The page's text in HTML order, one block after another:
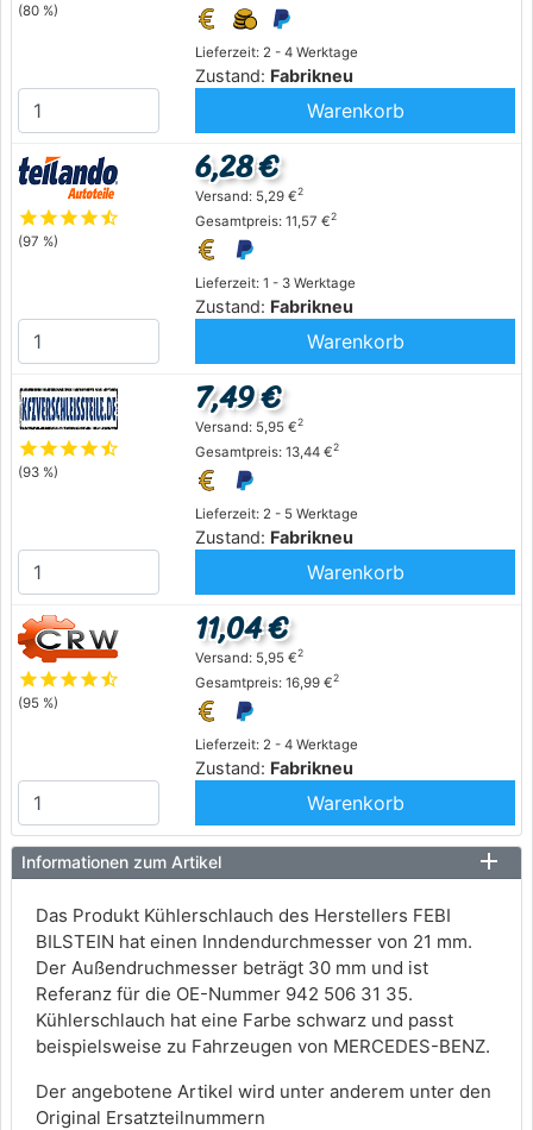
(80 %)
Lieferzeit: 2 - 4 Werktage
Zustand: Fabrikneu
Warenkorb
starstarstarstarstar_half
(97 %)
Lieferzeit: 1 - 3 Werktage
Zustand: Fabrikneu
6,28 €
Versand: 5,29 €2
Gesamtpreis: 11,57 €2
Warenkorb
starstarstarstarstar_half
(93 %)
Lieferzeit: 2 - 5 Werktage
Zustand: Fabrikneu
7,49 €
Versand: 5,95 €2
Gesamtpreis: 13,44 €2
Warenkorb
starstarstarstarstar_half
(95 %)
Lieferzeit: 2 - 4 Werktage
Zustand: Fabrikneu
11,04 €
Versand: 5,95 €2
Gesamtpreis: 16,99 €2
Warenkorb
Informationen zum Artikel
Das Produkt Kühlerschlauch des Herstellers FEBI
BILSTEIN hat einen Inndendurchmesser von 21 mm.
Der Außendruchmesser beträgt 30 mm und ist
Referanz für die OE-Nummer 942 506 31 35.
Kühlerschlauch hat eine Farbe schwarz und passt
beispielsweise zu Fahrzeugen von MERCEDES-BENZ.
Der angebotene Artikel wird unter anderem unter den
Original Ersatzteilnummern